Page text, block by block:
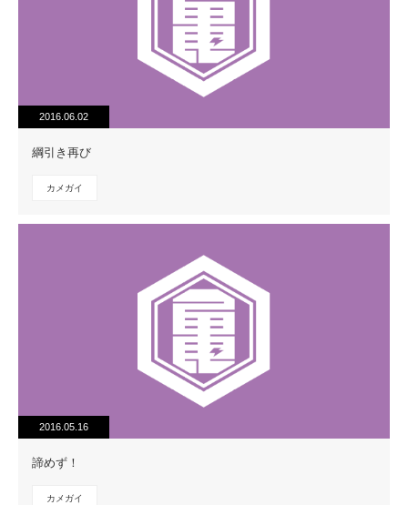
2016.06.02
綱引き再び
カメガイ
2016.05.16
諦めず！
カメガイ